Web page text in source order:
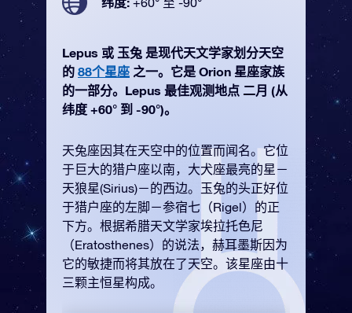
Lepus 或 玉兔 是现代天文学家划分天空
的 88个星座 之一。它是 Orion 星座家族
的一部分。Lepus 最佳观测地点 二月 (从
纬度 +60° 到 -90°)。
天兔座因其在天空中的位置而闻名。它位
于巨大的猎户座以南，大犬座最亮的星－
天狼星(Sirius)－的西边。玉兔的头正好位
于猎户座的左脚－参宿七（Rigel）的正
下方。根据希腊天文学家埃拉托色尼
（Eratosthenes）的说法，赫耳墨斯因为
它的敏捷而将其放在了天空。该星座由十
三颗主恒星构成。